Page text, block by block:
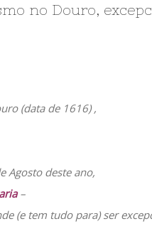
no Douro,
(data de 1616) ,
Agosto deste ano,
–
(e tem tudo para) ser